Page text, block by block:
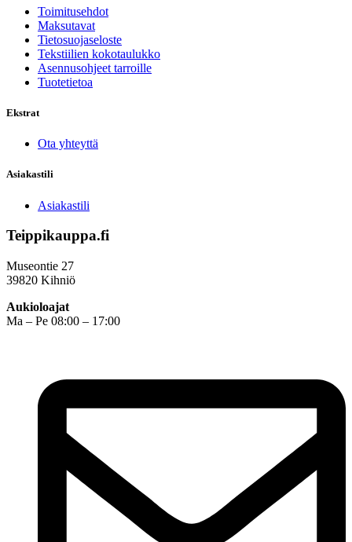
Toimitusehdot
Maksutavat
Tietosuojaseloste
Tekstiilien kokotaulukko
Asennusohjeet tarroille
Tuotetietoa
Ekstrat
Ota yhteyttä
Asiakastili
Asiakastili
Teippikauppa.fi
Museontie 27
39820 Kihniö
Aukioloajat
Ma – Pe 08:00 – 17:00